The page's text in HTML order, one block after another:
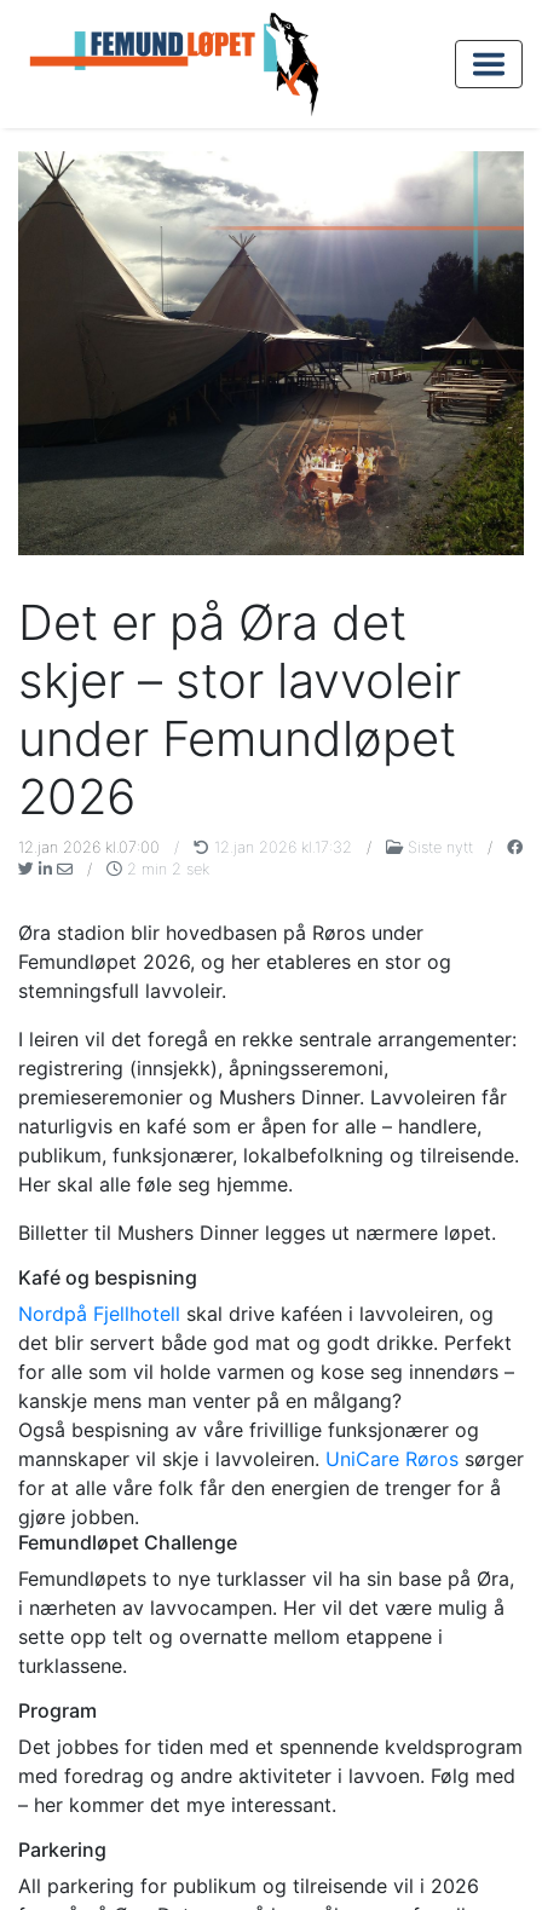
Det er på Øra det
skjer – stor lavvoleir
under Femundløpet
2026
12.jan 2026 kl.07:00 / 12.jan 2026 kl.17:32 / Siste nytt
/
/
2 min 2 sek
Øra stadion blir hovedbasen på Røros under
Femundløpet 2026, og her etableres en stor og
stemningsfull lavvoleir.
I leiren vil det foregå en rekke sentrale arrangementer:
registrering (innsjekk), åpningsseremoni,
premieseremonier og Mushers Dinner. Lavvoleiren får
naturligvis en kafé som er åpen for alle – handlere,
publikum, funksjonærer, lokalbefolkning og tilreisende.
Her skal alle føle seg hjemme.
Billetter til Mushers Dinner legges ut nærmere løpet.
Kafé og bespisning
Nordpå Fjellhotell skal drive kaféen i lavvoleiren, og
det blir servert både god mat og godt drikke. Perfekt
for alle som vil holde varmen og kose seg innendørs –
kanskje mens man venter på en målgang?
Også bespisning av våre frivillige funksjonærer og
mannskaper vil skje i lavvoleiren. UniCare Røros sørger
for at alle våre folk får den energien de trenger for å
gjøre jobben.
Femundløpet Challenge
Femundløpets to nye turklasser vil ha sin base på Øra,
i nærheten av lavvocampen. Her vil det være mulig å
sette opp telt og overnatte mellom etappene i
turklassene.
Program
Det jobbes for tiden med et spennende kveldsprogram
med foredrag og andre aktiviteter i lavvoen. Følg med
– her kommer det mye interessant.
Parkering
All parkering for publikum og tilreisende vil i 2026